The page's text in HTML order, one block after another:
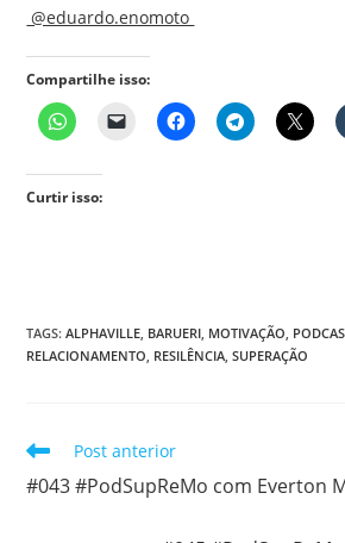
@eduardo.enomoto
Compartilhe isso:
Curtir isso:
TAGS:ALPHAVILLE BARUERI MOTIVAÇÃO
RELACIONAMENTO RESILÊNCIA SUPERAÇÃO
Leia
artigos
Post anterior
#043 #PodSupReMo com Everton